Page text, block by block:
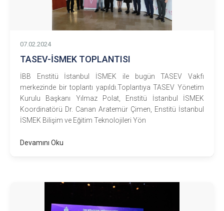
07.02.2024
TASEV-İSMEK TOPLANTISI
İBB Enstitü İstanbul İSMEK ile bugün TASEV Vakfı
merkezinde bir toplantı yapıldı.Toplantıya TASEV Yönetim
Kurulu Başkanı Yılmaz Polat, Enstitü İstanbul İSMEK
Koordinatörü Dr. Canan Aratemür Çimen, Enstitü İstanbul
İSMEK Bilişim ve Eğitim Teknolojileri Yön
Devamını Oku